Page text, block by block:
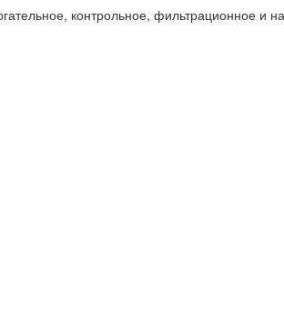
контрольное, фильтрационное и